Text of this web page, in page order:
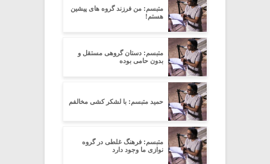
متبسم: من فرزند گروه های پیشین
هستم!
متبسم: دستان گروهی مستقل و
بدون حامی بوده
حمید متبسم: با لشکر کشی مخالفم
متبسم: فرهنگ غلطی در گروه
نوازی ما وجود دارد